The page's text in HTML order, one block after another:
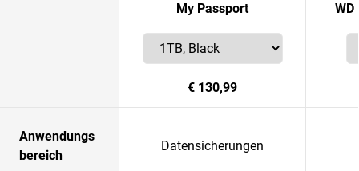
My Passport
€ 130,99
WD
Anwendungs
bereich
Datensicherungen